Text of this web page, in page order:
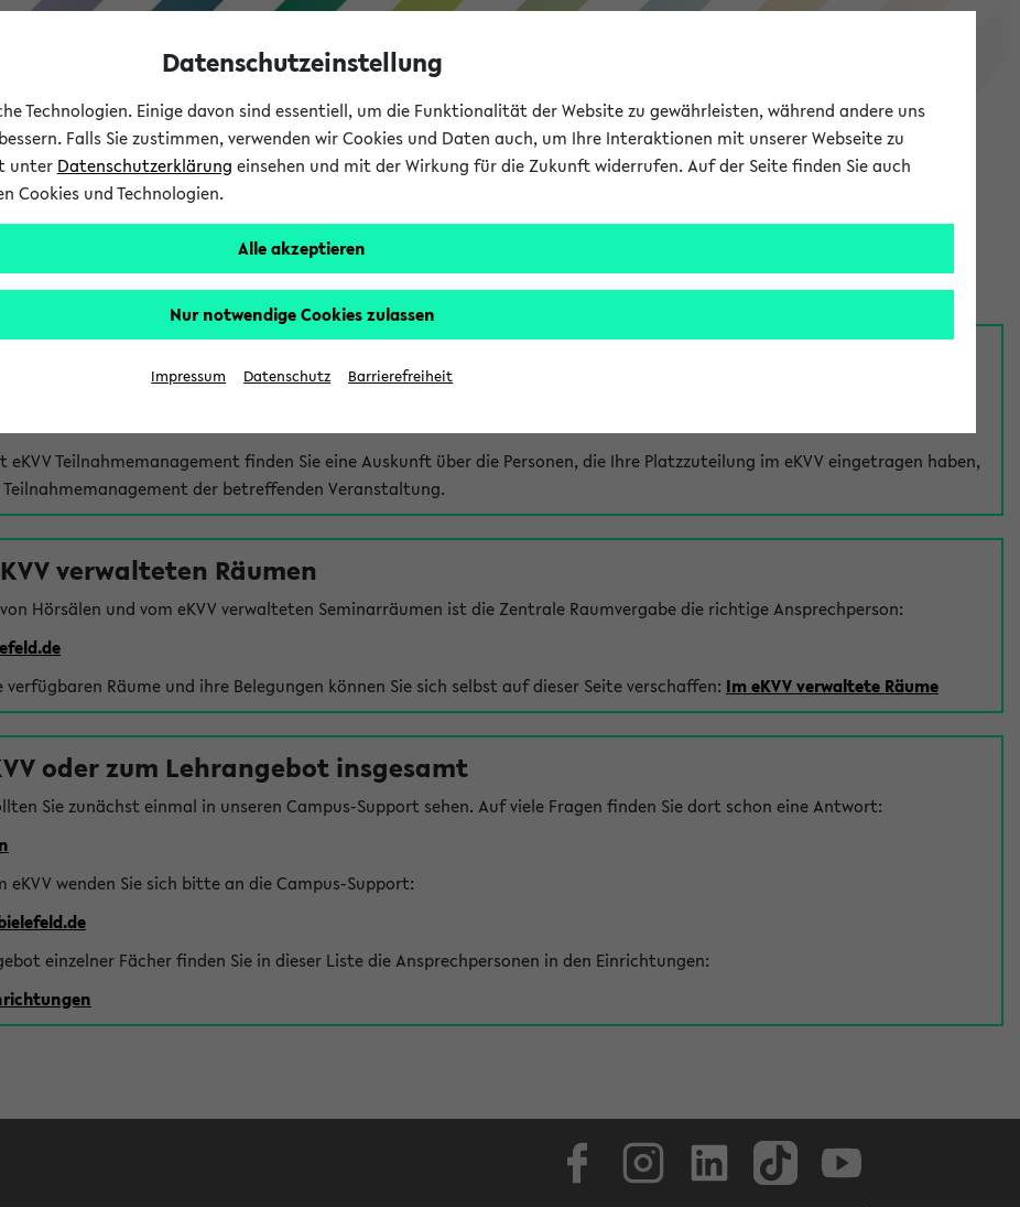
eKVV
Studium
Teilnahmemanagement finden Sie eine Auskunft über die Personen, die Ihre Platzzuteilung im eKVV eingetragen haben,
der betreffenden Veranstaltung.
verwalteten Räumen
Hörsälen und vom eKVV verwalteten Seminarräumen ist die Zentrale Raumvergabe die richtige Ansprechperson:
verfügbaren Räume und ihre Belegungen können Sie sich selbst auf dieser Seite verschaffen: Im eKVV verwaltete Räume
oder zum Lehrangebot insgesamt
Sie zunächst einmal in unseren Campus-Support sehen. Auf viele Fragen finden Sie dort schon eine Antwort:
eKVV wenden Sie sich bitte an die Campus-Support:
einzelner Fächer finden Sie in dieser Liste die Ansprechpersonen in den Einrichtungen:
Datenschutzeinstellung
Technologien. Einige davon sind essentiell, um die Funktionalität der Website zu gewährleisten, während andere uns
Falls Sie zustimmen, verwenden wir Cookies und Daten auch, um Ihre Interaktionen mit unserer Webseite zu
unter Datenschutzerklärung einsehen und mit der Wirkung für die Zukunft widerrufen. Auf der Seite finden Sie auch
Cookies und Technologien.
Alle akzeptieren
Nur notwendige Cookies zulassen
Impressum Datenschutz Barrierefreiheit